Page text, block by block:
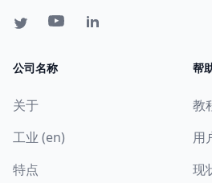
公司名称
关于
工业 (en)
特点
帮
教
用
现